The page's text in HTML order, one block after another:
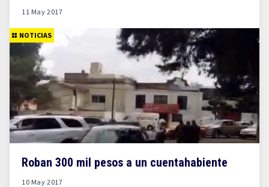
11 May 2017
NOTICIAS
Roban 300 mil pesos a un cuentahabiente
10 May 2017